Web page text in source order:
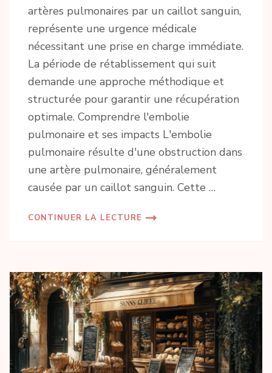
artères pulmonaires par un caillot sanguin,
représente une urgence médicale
nécessitant une prise en charge immédiate.
La période de rétablissement qui suit
demande une approche méthodique et
structurée pour garantir une récupération
optimale. Comprendre l'embolie
pulmonaire et ses impacts L'embolie
pulmonaire résulte d'une obstruction dans
une artère pulmonaire, généralement
causée par un caillot sanguin. Cette …
CONTINUER LA LECTURE